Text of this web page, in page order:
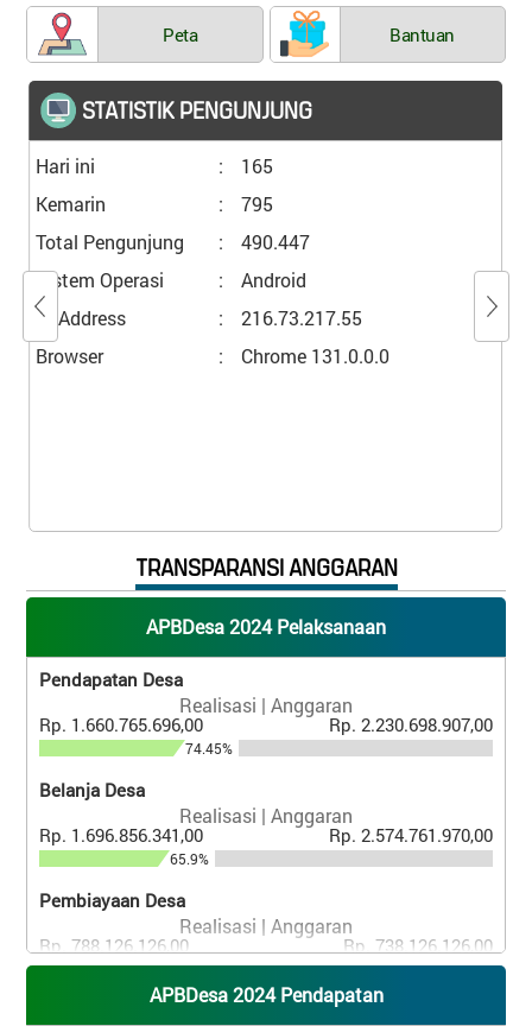
Peta Bantuan
STATISTIK PENGUNJUNG
Hari ini :
165
Kemarin
:
795
Total Pengunjung
:
490.447
Sistem Operasi
:
Android
IP Address
:
216.73.217.55
Browser
: Chrome 131.0.0.0
TRANSPARANSI ANGGARAN
APBDesa 2024 Pelaksanaan
Pendapatan Desa
Realisasi | Anggaran
Rp. 1.660.765.696,00 Rp. 2.230.698.907,00
Belanja Desa
Realisasi | Anggaran
Rp. 1.696.856.341,00 Rp. 2.574.761.970,00
Pembiayaan Desa
Realisasi | Anggaran
Rp. 788.126.126,00 Rp. 738.126.126,00
106.77%
APBDesa 2024 Pendapatan